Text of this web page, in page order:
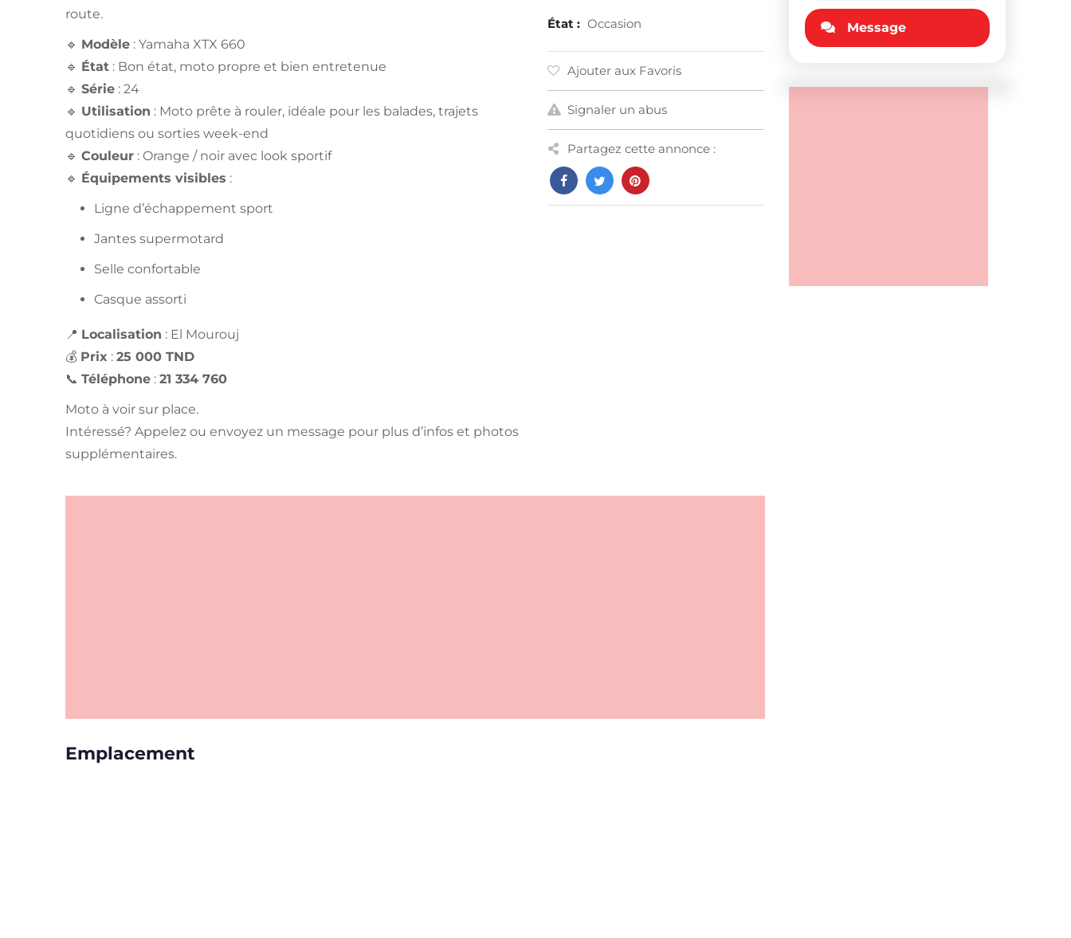
route.
🔹 Modèle : Yamaha XTX 660
🔹 État : Bon état, moto propre et bien entretenue
🔹 Série : 24
🔹 Utilisation : Moto prête à rouler, idéale pour les balades, trajets
quotidiens ou sorties week-end
🔹 Couleur : Orange / noir avec look sportif
🔹 Équipements visibles :
Ligne d’échappement sport
Jantes supermotard
Selle confortable
Casque assorti
📍 Localisation : El Mourouj
💰 Prix : 25 000 TND
📞 Téléphone : 21 334 760
Moto à voir sur place.
Intéressé? Appelez ou envoyez un message pour plus d’infos et photos
supplémentaires.
État : Occasion
Ajouter aux Favoris
Signaler un abus
Partagez cette annonce :
Emplacement
Message